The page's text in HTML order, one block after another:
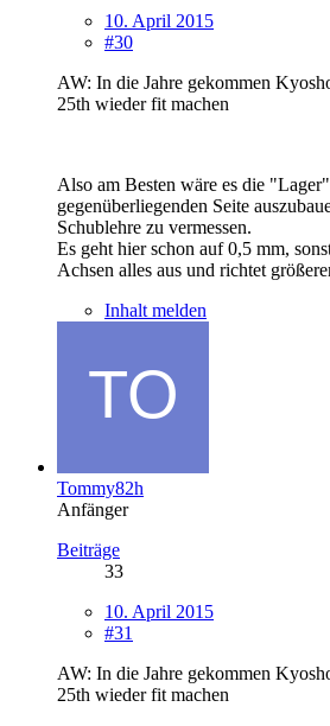
10. April 2015
#30
AW: In die Jahre gekommen
25th wieder fit machen
Also am Besten wäre es die
gegenüberliegenden Seite
Schublehre zu vermessen.
Es geht hier schon auf 0,5 mm,
Achsen alles aus und richtet
Inhalt melden
Tommy82h
Anfänger
Beiträge
33
10. April 2015
#31
AW: In die Jahre gekommen
25th wieder fit machen